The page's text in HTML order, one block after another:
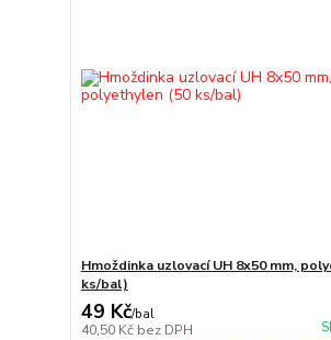
Hmoždinka uzlovací UH 8x50 mm,
ks/bal)
49 Kč/bal
40,50 Kč bez DPH